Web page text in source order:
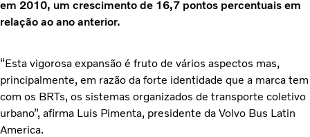
em 2010, um crescimento de 16,7 pontos percentuais em
relação ao ano anterior.
“Esta vigorosa expansão é fruto de vários aspectos mas,
principalmente, em razão da forte identidade que a marca tem
com os BRTs, os sistemas organizados de transporte coletivo
urbano”, afirma Luis Pimenta, presidente da Volvo Bus Latin
America.